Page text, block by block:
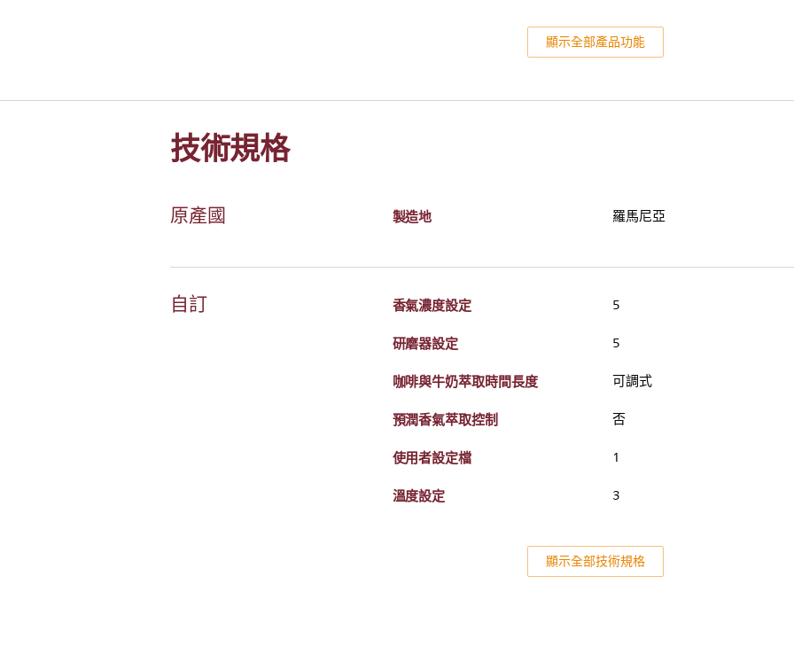
顯示全部產品功能
技術規格
原產國 製造地 羅馬尼亞
自訂 香氣濃度設定 5
研磨器設定 5
咖啡與牛奶萃取時間長度 可調式
預潤香氣萃取控制 否
使用者設定檔 1
溫度設定 3
顯示全部技術規格